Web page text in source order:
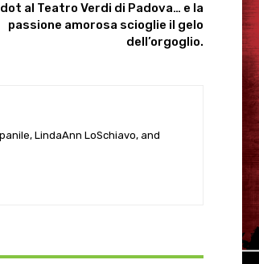
al Teatro Verdi di Padova… e la
passione amorosa scioglie il gelo
dell’orgoglio.
LindaAnn LoSchiavo, and